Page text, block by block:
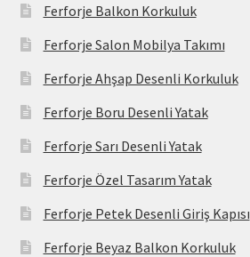
Ferforje Balkon Korkuluk
Ferforje Salon Mobilya Takımı
Ferforje Ahşap Desenli Korkuluk
Ferforje Boru Desenli Yatak
Ferforje Sarı Desenli Yatak
Ferforje Özel Tasarım Yatak
Ferforje Petek Desenli Giriş Kapısı
Ferforje Beyaz Balkon Korkuluk